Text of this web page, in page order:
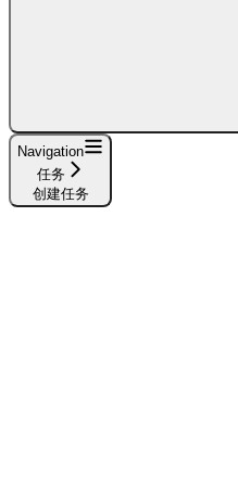
Navigation
任务
创建任务